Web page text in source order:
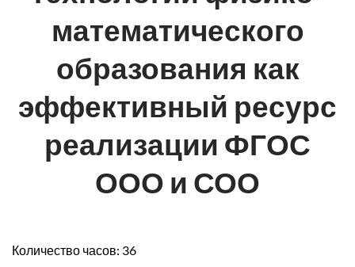
математического
образования как
эффективный ресурс
реализации ФГОС
ООО и СОО
Количество часов: 36